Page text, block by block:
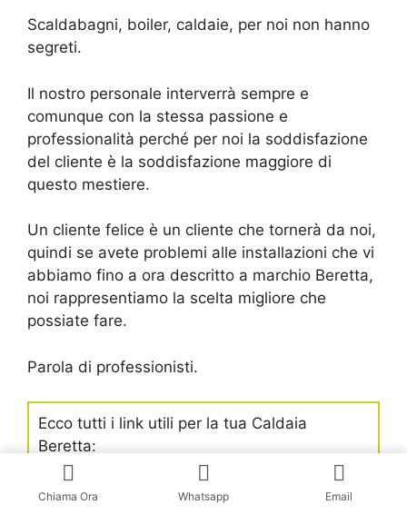
Scaldabagni, boiler, caldaie, per noi non hanno
segreti.
Il nostro personale interverrà sempre e
comunque con la stessa passione e
professionalità perché per noi la soddisfazione
del cliente è la soddisfazione maggiore di
questo mestiere.
Un cliente felice è un cliente che tornerà da noi,
quindi se avete problemi alle installazioni che vi
abbiamo fino a ora descritto a marchio Beretta,
noi rappresentiamo la scelta migliore che
possiate fare.
Parola di professionisti.
Ecco tutti i link utili per la tua Caldaia
Beretta:
BERETTACLIMA.ITil sito ufficiale
Chiama Ora Whatsapp Email